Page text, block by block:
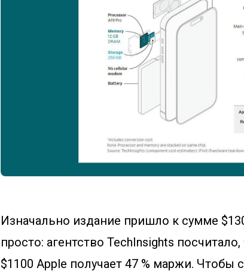
Изначально издание пришло к сумме
просто: агентство TechInsights
$1100 Apple получает 47 % маржи. Чтобы